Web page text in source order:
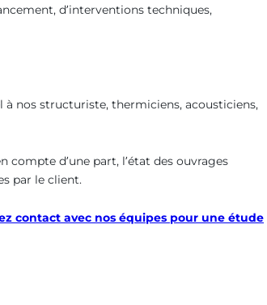
d’interventions techniques,
à nos structuriste, thermiciens, acousticiens,
d’une part, l’état des ouvrages
par le client.
contact avec nos équipes pour une étude